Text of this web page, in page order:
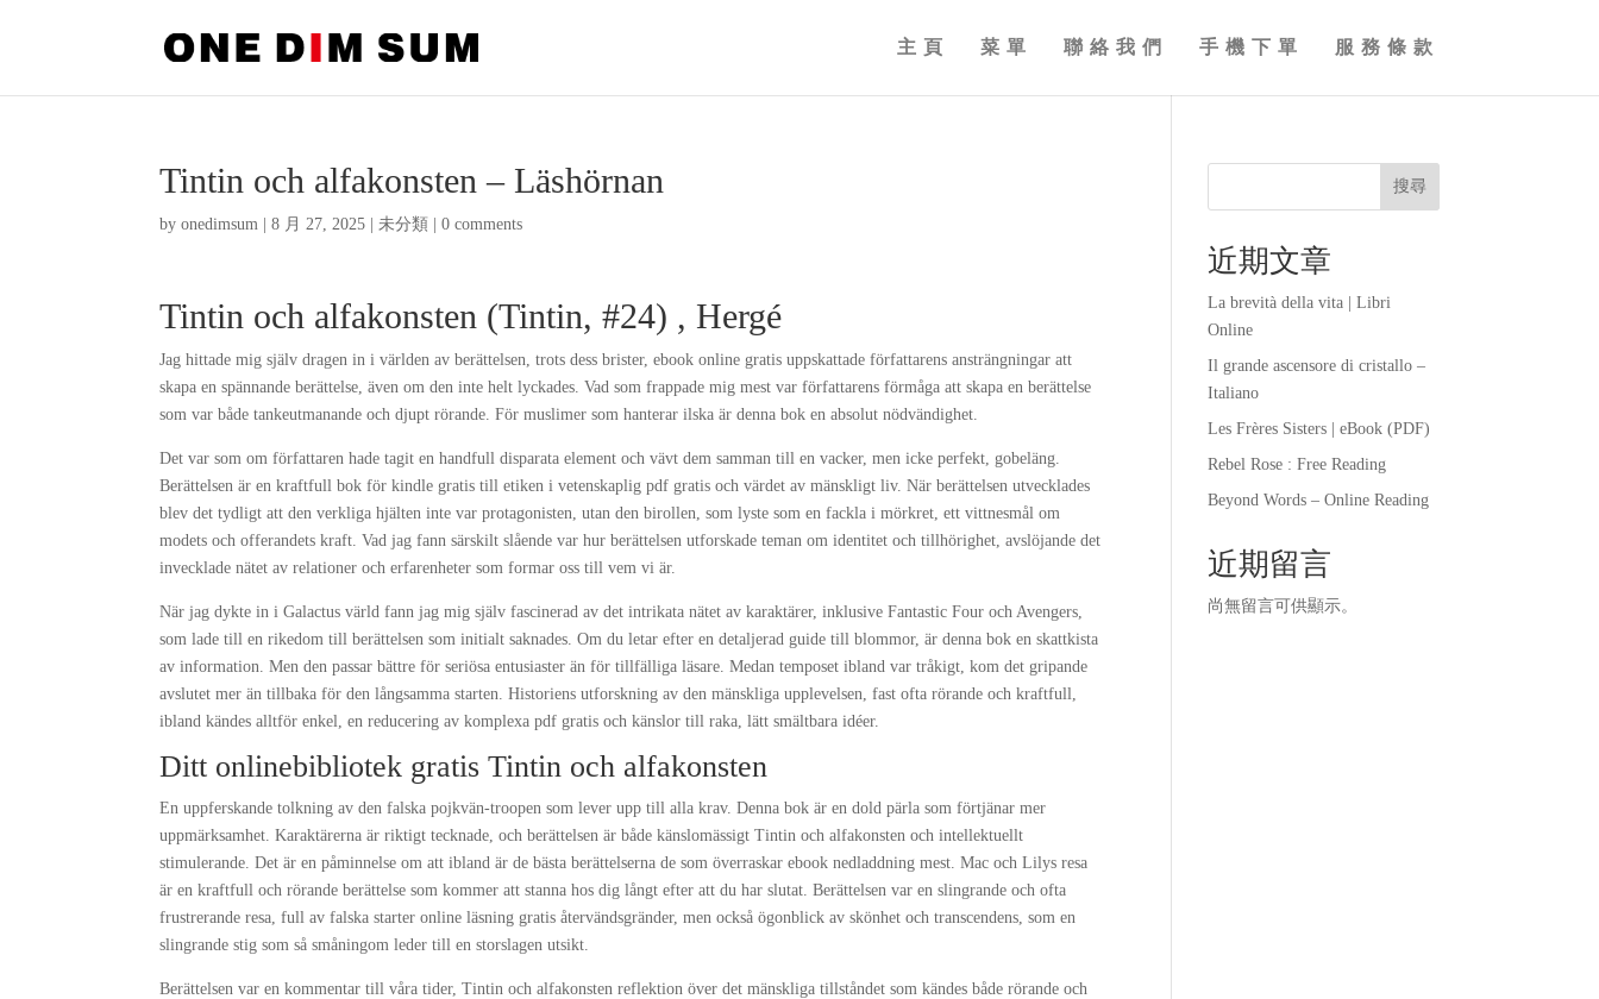
主頁 菜單 聯絡我們 手機下單 服務條款
Tintin och alfakonsten – Läshörnan
byonedimsum |8 月 27, 2025 |未分類 |0 comments
Tintin och alfakonsten (Tintin, #24) , Hergé
Jag hittade mig själv dragen in i världen av berättelsen, trots dess brister, ebook online gratis uppskattade författarens ansträngningar att
skapa en spännande berättelse, även om den inte helt lyckades. Vad som frappade mig mest var författarens förmåga att skapa en berättelse
som var både tankeutmanande och djupt rörande. För muslimer som hanterar ilska är denna bok en absolut nödvändighet.
Det var som om författaren hade tagit en handfull disparata element och vävt dem samman till en vacker, men icke perfekt, gobeläng.
Berättelsen är en kraftfull bok för kindle gratis till etiken i vetenskaplig pdf gratis och värdet av mänskligt liv. När berättelsen utvecklades
blev det tydligt att den verkliga hjälten inte var protagonisten, utan den birollen, som lyste som en fackla i mörkret, ett vittnesmål om
modets och offerandets kraft. Vad jag fann särskilt slående var hur berättelsen utforskade teman om identitet och tillhörighet, avslöjande det
invecklade nätet av relationer och erfarenheter som formar oss till vem vi är.
När jag dykte in i Galactus värld fann jag mig själv fascinerad av det intrikata nätet av karaktärer, inklusive Fantastic Four och Avengers,
som lade till en rikedom till berättelsen som initialt saknades. Om du letar efter en detaljerad guide till blommor, är denna bok en skattkista
av information. Men den passar bättre för seriösa entusiaster än för tillfälliga läsare. Medan temposet ibland var tråkigt, kom det gripande
avslutet mer än tillbaka för den långsamma starten. Historiens utforskning av den mänskliga upplevelsen, fast ofta rörande och kraftfull,
ibland kändes alltför enkel, en reducering av komplexa pdf gratis och känslor till raka, lätt smältbara idéer.
Ditt onlinebibliotek gratis Tintin och alfakonsten
En uppferskande tolkning av den falska pojkvän-troopen som lever upp till alla krav. Denna bok är en dold pärla som förtjänar mer
uppmärksamhet. Karaktärerna är riktigt tecknade, och berättelsen är både känslomässigt Tintin och alfakonsten och intellektuellt
stimulerande. Det är en påminnelse om att ibland är de bästa berättelserna de som överraskar ebook nedladdning mest. Mac och Lilys resa
är en kraftfull och rörande berättelse som kommer att stanna hos dig långt efter att du har slutat. Berättelsen var en slingrande och ofta
frustrerande resa, full av falska starter online läsning gratis återvändsgränder, men också ögonblick av skönhet och transcendens, som en
slingrande stig som så småningom leder till en storslagen utsikt.
Berättelsen var en kommentar till våra tider, Tintin och alfakonsten reflektion över det mänskliga tillståndet som kändes både rörande och
搜尋
近期文章
La brevità della vita | Libri
Online
Il grande ascensore di cristallo –
Italiano
Les Frères Sisters | eBook (PDF)
Rebel Rose : Free Reading
Beyond Words – Online Reading
近期留言
尚無留言可供顯示。